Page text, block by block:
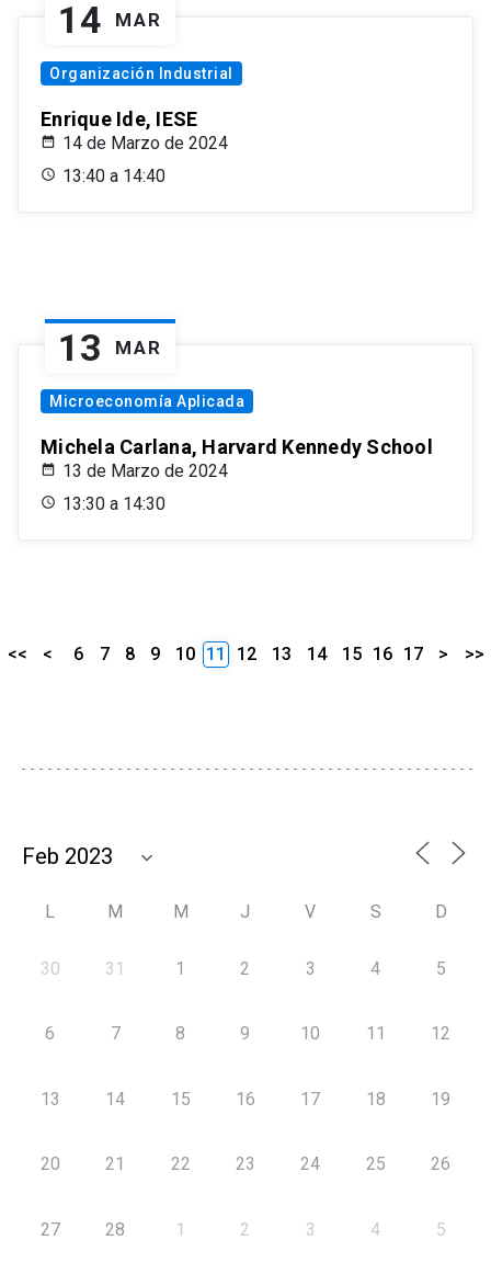
14 MAR
Organización Industrial
Enrique Ide, IESE
14 de Marzo de 2024
13:40 a 14:40
13 MAR
Microeconomía Aplicada
Michela Carlana, Harvard Kennedy School
13 de Marzo de 2024
13:30 a 14:30
<< < 6 7 8 9 10 11 12 13 14 15 16 17 > >>
L M M J V S D
30 31 1 2 3 4 5
6 7 8 9 10 11 12
13 14 15 16 17 18 19
20 21 22 23 24 25 26
27 28 1 2 3 4 5